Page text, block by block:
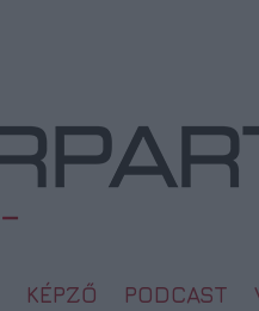
KÉPZŐ PODCAST